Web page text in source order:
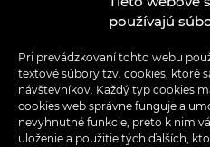
používajú
Pri prevádzkovaní tohto webu
textové súbory tzv. cookies, ktoré
návštevníkov. Každý typ cookies
cookies web správne funguje a
nevyhnutné funkcie, preto k nim
uloženie a použitie tých ďalších,